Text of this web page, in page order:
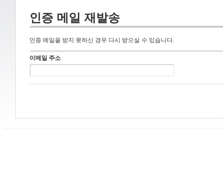
인증 메일 재발송
인증 메일을 받지 못하신 경우 다시 받으실 수 있습니다.
이메일 주소